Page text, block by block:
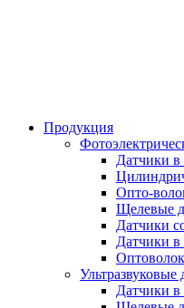
Продукция
Датчики в
Опто-
Щелевые
Датчики
Датчики в
Ультразвуковые
Датчики в